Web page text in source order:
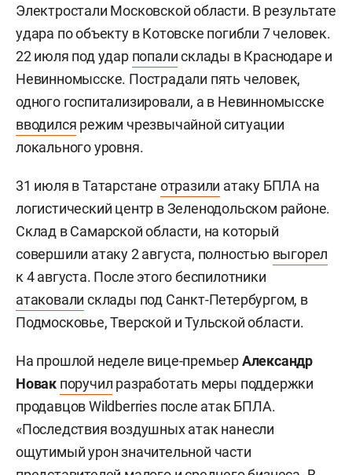
Электростали Московской области. В результате
удара по объекту в Котовске погибли 7 человек.
22 июля под удар попалисклады в Краснодаре и
Невинномысске. Пострадали пять человек,
одного госпитализировали, а в Невинномысске
вводился режим чрезвычайной ситуации
локального уровня.
31 июля в Татарстане отразили атаку БПЛА на
логистический центр в Зеленодольском районе.
Склад в Самарской области, на который
совершили атаку 2 августа, полностью выгорел
к 4 августа. После этого беспилотники
атаковали склады под Санкт-Петербургом, в
Подмосковье, Тверской и Тульской области.
На прошлой неделе вице-премьерАлександр
Новак поручил разработать меры поддержки
продавцов Wildberries после атак БПЛА.
«Последствия воздушных атак нанесли
ощутимый урон значительной части